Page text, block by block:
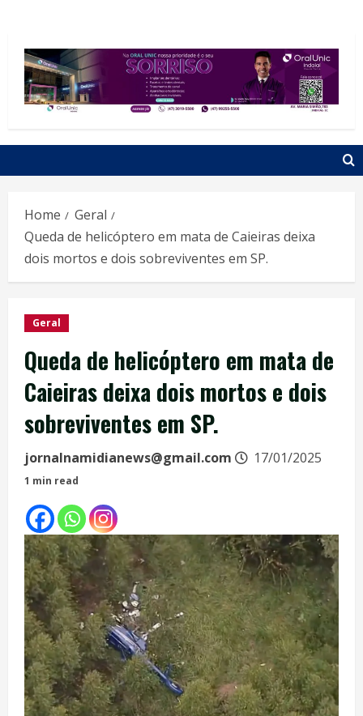
Home
Geral
Queda de helicóptero em mata de Caieiras deixa
dois mortos e dois sobreviventes em SP.
Geral
Queda de helicóptero em mata de
Caieiras deixa dois mortos e dois
sobreviventes em SP.
jornalnamidianews@gmail.com 17/01/2025
1 min read